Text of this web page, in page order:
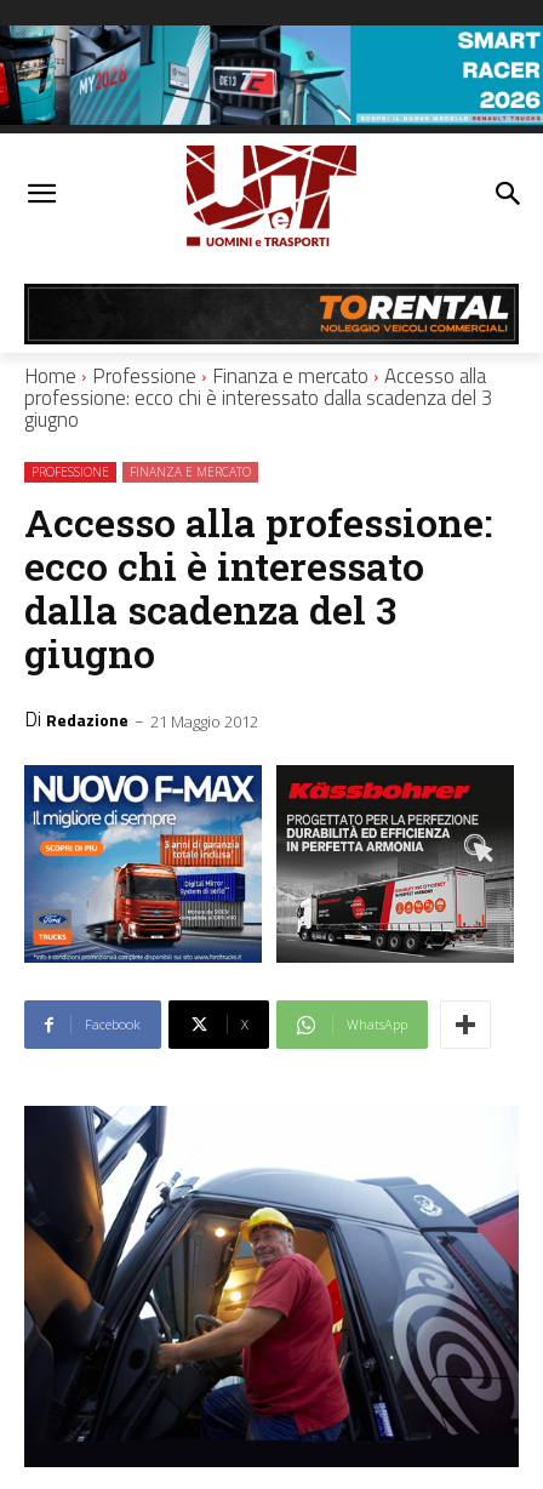
Home Professione Finanza e mercato Accesso alla
professione: ecco chi è interessato dalla scadenza del 3
giugno
PROFESSIONE FINANZA E MERCATO
Accesso alla professione:
ecco chi è interessato
dalla scadenza del 3
giugno
Di Redazione - 21 Maggio 2012
Facebook X WhatsApp